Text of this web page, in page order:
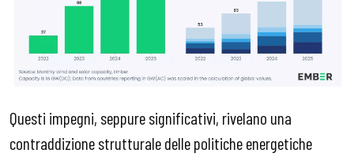
Questi impegni, seppure significativi, rivelano una
contraddizione strutturale delle politiche energetiche